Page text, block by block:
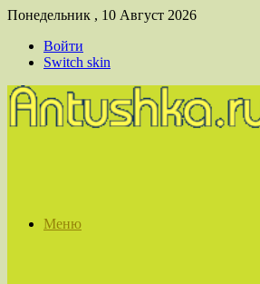
Понедельник , 10 Август 2026
Войти
Switch skin
Меню